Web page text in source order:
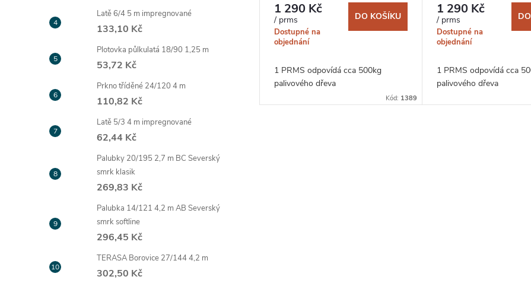
Latě 6/4 5 m impregnované
133,10 Kč
Plotovka půlkulatá 18/90 1,25 m
53,72 Kč
Prkno tříděné 24/120 4 m
110,82 Kč
Latě 5/3 4 m impregnované
62,44 Kč
Palubky 20/195 2,7 m BC Severský
smrk klasik
269,83 Kč
Palubka 14/121 4,2 m AB Severský
smrk softline
296,45 Kč
TERASA Borovice 27/144 4,2 m
302,50 Kč
1 290 Kč
/ prms
Dostupné na
objednání
DO KOŠÍKU
1 PRMS odpovídá cca 500kg
palivového dřeva
Kód: 1389
1 290 Kč
/ prms
Dostupné na
objednání
1 PRMS odpovídá cca
palivového dřeva